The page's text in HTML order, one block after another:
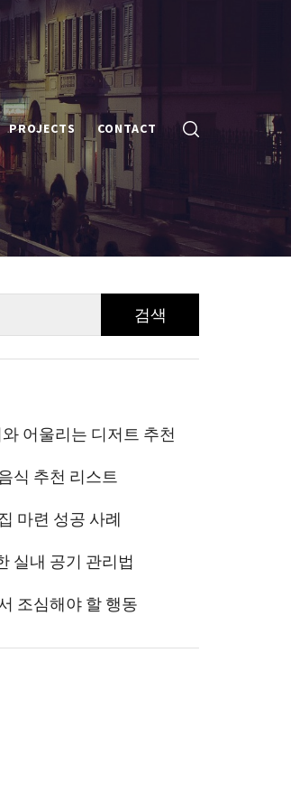
PROJECTS CONTACT
어울리는 디저트 추천
식 추천 리스트
마련 성공 사례
실내 공기 관리법
조심해야 할 행동